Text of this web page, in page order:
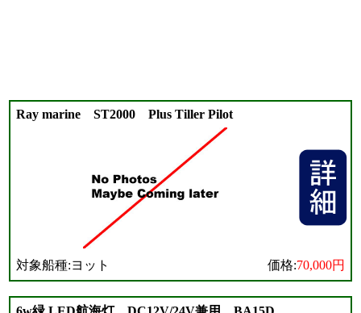
Ray marine ST2000 Plus Tiller Pilot
対象船種:ヨット 価格:70,000円